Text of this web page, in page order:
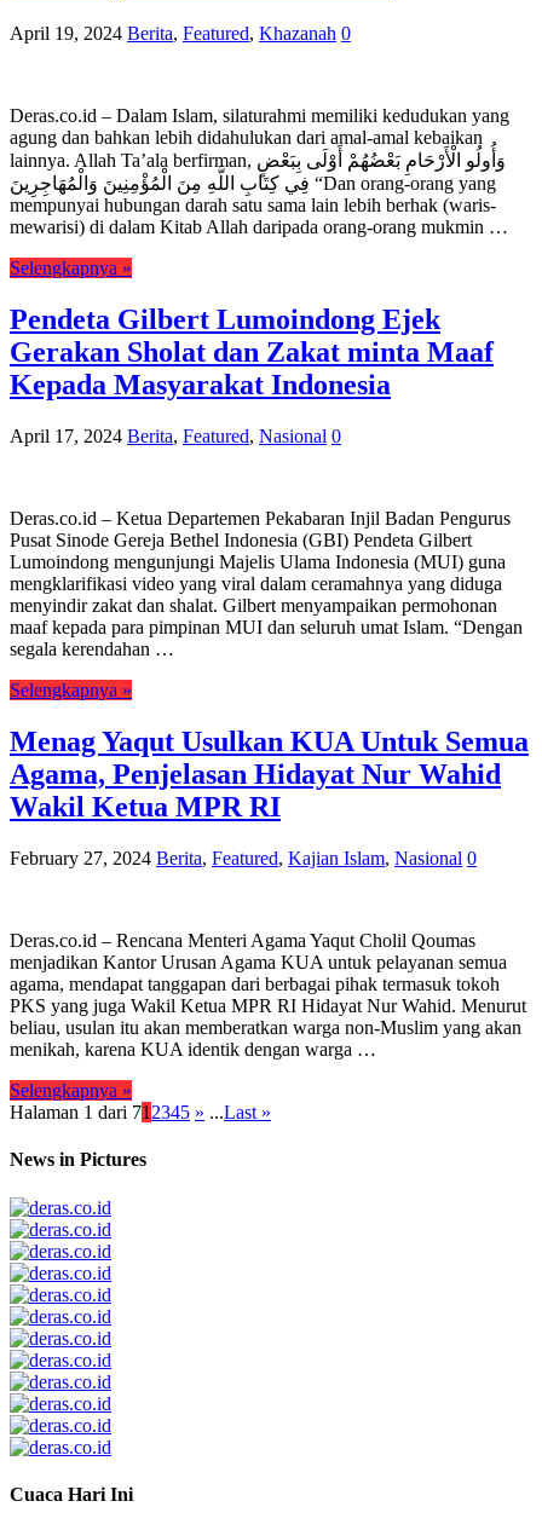
April 19, 2024 Berita, Featured, Khazanah 0
Deras.co.id – Dalam Islam, silaturahmi memiliki kedudukan yang
agung dan bahkan lebih didahulukan dari amal-amal kebaikan
lainnya. Allah Ta’ala berfirman, وَأُولُو الْأَرْحَامِ بَعْضُهُمْ أَوْلَى بِبَعْضٍ
فِي كِتَابِ اللَّهِ مِنَ الْمُؤْمِنِينَ وَالْمُهَاجِرِينَ “Dan orang-orang yang
mempunyai hubungan darah satu sama lain lebih berhak (waris-
mewarisi) di dalam Kitab Allah daripada orang-orang mukmin …
Selengkapnya »
Pendeta Gilbert Lumoindong Ejek
Gerakan Sholat dan Zakat minta Maaf
Kepada Masyarakat Indonesia
April 17, 2024 Berita, Featured, Nasional 0
Deras.co.id – Ketua Departemen Pekabaran Injil Badan Pengurus
Pusat Sinode Gereja Bethel Indonesia (GBI) Pendeta Gilbert
Lumoindong mengunjungi Majelis Ulama Indonesia (MUI) guna
mengklarifikasi video yang viral dalam ceramahnya yang diduga
menyindir zakat dan shalat. Gilbert menyampaikan permohonan
maaf kepada para pimpinan MUI dan seluruh umat Islam. “Dengan
segala kerendahan …
Selengkapnya »
Menag Yaqut Usulkan KUA Untuk Semua
Agama, Penjelasan Hidayat Nur Wahid
Wakil Ketua MPR RI
February 27, 2024 Berita, Featured, Kajian Islam, Nasional 0
Deras.co.id – Rencana Menteri Agama Yaqut Cholil Qoumas
menjadikan Kantor Urusan Agama KUA untuk pelayanan semua
agama, mendapat tanggapan dari berbagai pihak termasuk tokoh
PKS yang juga Wakil Ketua MPR RI Hidayat Nur Wahid. Menurut
beliau, usulan itu akan memberatkan warga non-Muslim yang akan
menikah, karena KUA identik dengan warga …
Selengkapnya »
Halaman 1 dari 71 2345 » ...Last »
News in Pictures
Cuaca Hari Ini